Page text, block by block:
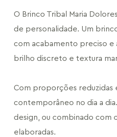
O Brinco Tribal Maria
de personalidade. Um
com acabamento preciso e
brilho discreto e textura
Com proporções
contemporâneo no dia a
design, ou combinado com
elaboradas.